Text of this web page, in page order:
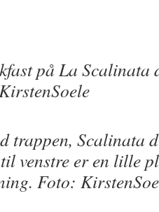
på La
trappen, Scalinata
venstre er en lille
Foto: